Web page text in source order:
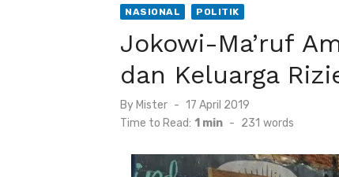
NASIONAL POLITIK
Jokowi-Ma’ruf
dan Keluarga
By Mister
Posted
on
17 April 2019
Time to Read: 1 min - 231 words